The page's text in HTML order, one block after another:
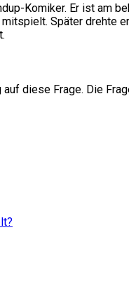
Komiker. Er ist am
Später drehte
diese Frage. Die